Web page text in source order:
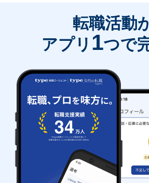
転職活動
アプリ 1つで